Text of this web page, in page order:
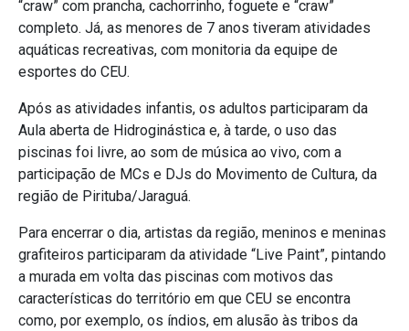
“craw” com prancha, cachorrinho, foguete e “craw”
completo. Já, as menores de 7 anos tiveram atividades
aquáticas recreativas, com monitoria da equipe de
esportes do CEU.
Após as atividades infantis, os adultos participaram da
Aula aberta de Hidroginástica e, à tarde, o uso das
piscinas foi livre, ao som de música ao vivo, com a
participação de MCs e DJs do Movimento de Cultura, da
região de Pirituba/Jaraguá.
Para encerrar o dia, artistas da região, meninos e meninas
grafiteiros participaram da atividade “Live Paint”, pintando
a murada em volta das piscinas com motivos das
características do território em que CEU se encontra
como, por exemplo, os índios, em alusão às tribos da